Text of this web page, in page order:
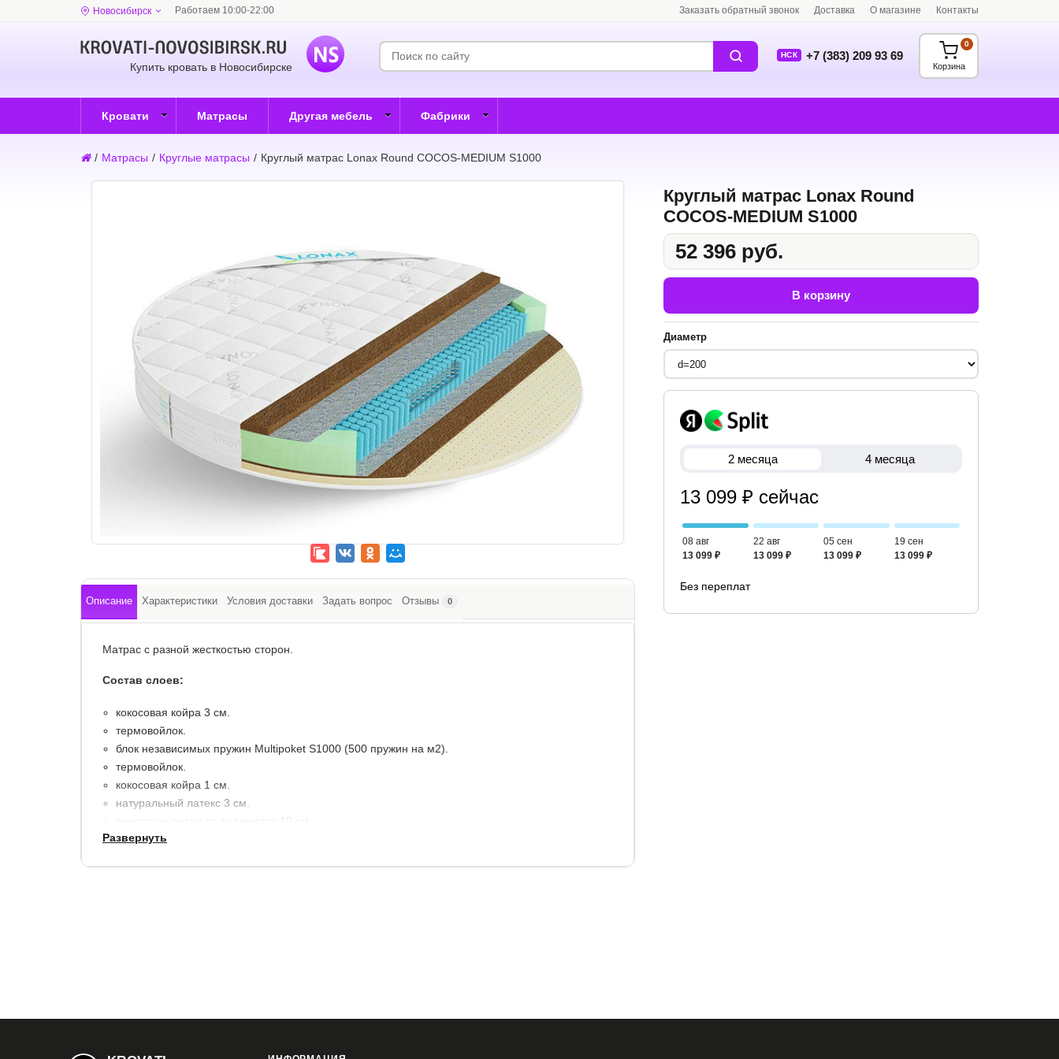
Новосибирск Работаем 10:00-22:00 Заказать обратный звонок Доставка О магазине Контакты
Купить кровать в Новосибирске
НСК +7 (383) 209 93 69
Корзина
0
Кровати Матрасы Другая мебель Фабрики
/ Матрасы / Круглые матрасы / Круглый матрас Lonax Round COCOS-MEDIUM S1000
Круглый матрас Lonax Round
COCOS-MEDIUM S1000
52 396 руб.
В корзину
Диаметр
2 месяца 4 месяца
13 099 ₽ сейчас
08 авг
13 099 ₽
22 авг
13 099 ₽
05 сен
13 099 ₽
19 сен
13 099 ₽
Без переплат
Описание Характеристики Условия доставки Задать вопрос Отзывы 0
Матрас с разной жесткостью сторон.
Состав слоев:
кокосовая койра 3 см.
термовойлок.
блок независимых пружин Multipoket S1000 (500 пружин на м2).
термовойлок.
кокосовая койра 1 см.
натуральный латекс 3 см.
пенополиуретан по периметру 10 см.
несъемный жаккардовый чехол из натурального хлопка, простеганный на синтепоне.
Все модификации:
d=200 d=210
Развернуть